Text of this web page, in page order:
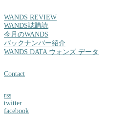
WANDS REVIEW
WANDS誌購読
今月のWANDS
バックナンバー紹介
WANDS DATA ウォンズ データ
Contact
rss
twitter
facebook